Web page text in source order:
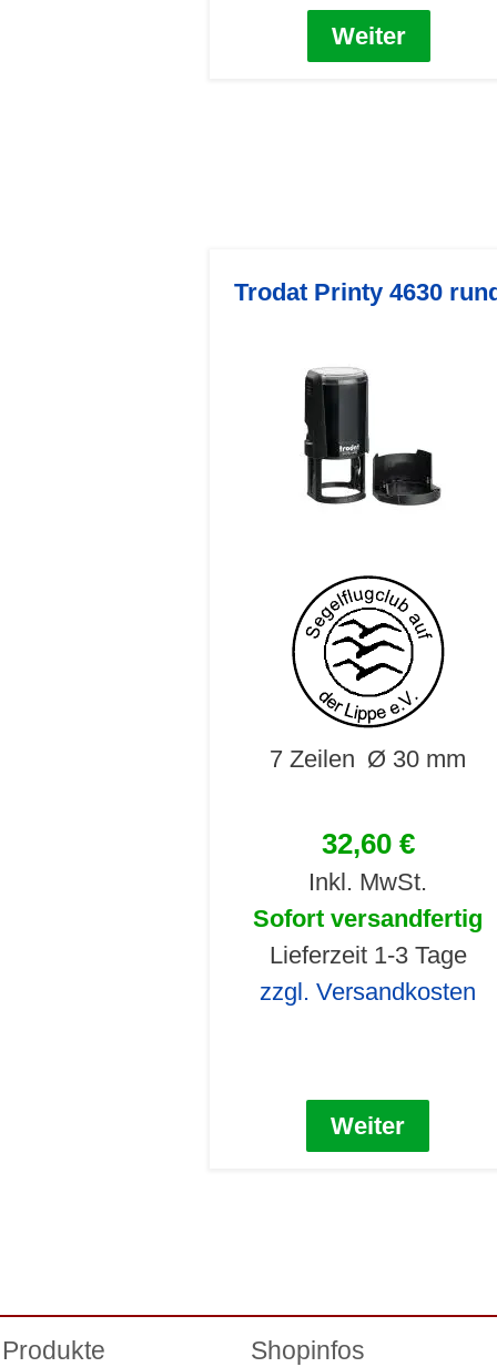
Weiter
Trodat Printy 4630
7 Zeilen Ø 30 mm
32,60 €
Inkl. MwSt.
Sofort versandfertig
Lieferzeit 1-3 Tage
zzgl. Versandkosten
Weiter
Produkte Shopinfos